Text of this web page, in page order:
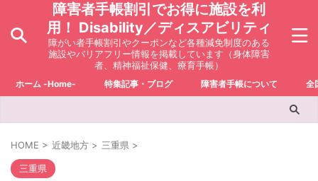
障害者手帳割引でお得に施設を利
用！ Disability／ディスアビリティ
障がい者手帳割引やクーポンなど各種減免制度のある
施設やバリアフリー情報を掲載しています（身体障害
者、精神福祉保健、療育手帳）
ホーム -Home- 特集記事・ブログ 障害者手帳について 全
HOME > 近畿地方 > 三重県 >
三重県